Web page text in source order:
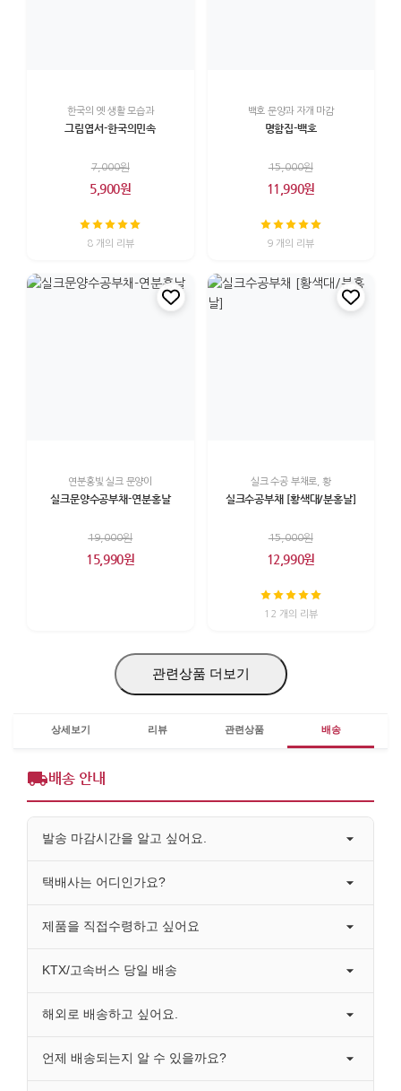
한국의 옛 생활 모습과
그림엽서-한국의민속
7,000원
5,900원
8 개의 리뷰
백호 문양과 자개 마감
명함집-백호
15,000원
11,990원
9 개의 리뷰
연분홍빛 실크 문양이
실크문양수공부채-연분홍날
19,000원
15,990원
실크 수공 부채로, 황
실크수공부채 [황색대/분홍날]
15,000원
12,990원
12 개의 리뷰
관련상품 더보기
상세보기 리뷰 관련상품 배송
배송 안내
발송 마감시간을 알고 싶어요.
택배사는 어디인가요?
제품을 직접수령하고 싶어요
KTX/고속버스 당일 배송
해외로 배송하고 싶어요.
언제 배송되는지 알 수 있을까요?